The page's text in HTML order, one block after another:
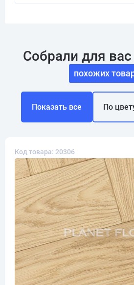
Собрали для
похожих
Показать все По
Код товара: 20306